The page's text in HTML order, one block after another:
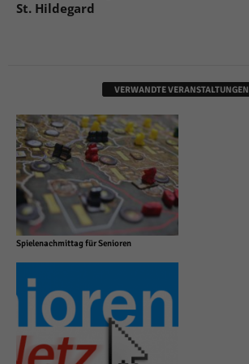
St. Hildegard
VERWANDTE VERANSTALTUNGEN
Spielenachmittag für Senioren